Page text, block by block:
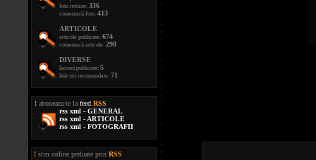
foto retrase: 336
comentarii foto: 413
ARTICOLE
articole publicate: 674
comentarii articole: 298
DIVERSE
lucrari publicate: 5
link-uri recomandate: 71
! aboneaza-te la feed RSS
rss xml - GENERAL
rss xml - ARTICOLE
rss xml - FOTOGRAFII
! stiri online preluate prin RSS